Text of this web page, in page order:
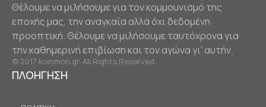
Θέλουμε να μιλήσουμε για τον κομμουνισμό της
εποχής μας, την αναγκαία αλλά όχι δεδομένη
προοπτική. Θέλουμε να μιλήσουμε ταυτόχρονα για
την καθημερινή επιβίωση και τον αγώνα γι’ αυτήν.
© 2017 kommon.gr. All Rights Reserved.
ΠΛΟΗΓΗΣΗ